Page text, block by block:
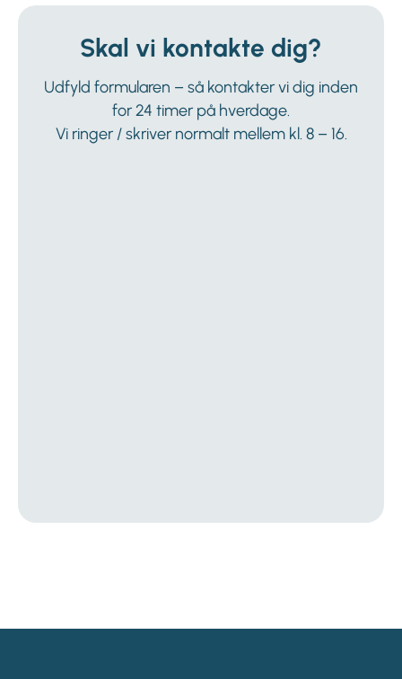
Skal vi kontakte dig?
Udfyld formularen – så kontakter vi dig inden
for 24 timer på hverdage.
Vi ringer / skriver normalt mellem kl. 8 – 16.